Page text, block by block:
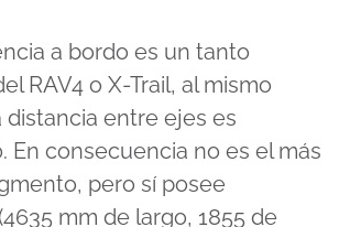
a bordo es un tanto
RAV4 o X-Trail, al mismo
entre ejes es
En consecuencia no es el más
pero sí posee
mm de largo, 1855 de